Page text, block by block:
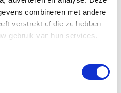
combineren met andere
verstrekt of die ze hebben
gebruik van hun services.
1 beschikbaar
€ 26,80